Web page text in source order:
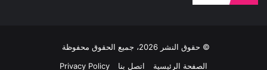
© حقوق النشر 2026، جميع الحقوق محفوظة
الصفحة الرئيسية
اتصل بنا Privacy Policy